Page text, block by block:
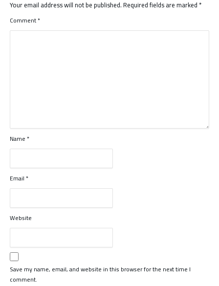
Your email address will not be published.Required fields are marked*
Comment*
Name*
Email*
Website
Save my name, email, and website in this browser for the next time I
comment.